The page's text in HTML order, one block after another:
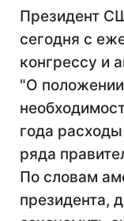
Президент
сегодня с
конгрессу и
"О
года
ряда
По словам
президента,